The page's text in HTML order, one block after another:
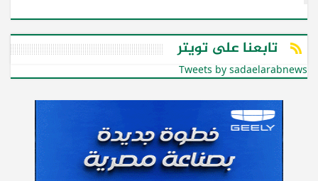
تابعنا على تويتر
Tweets by sadaelarabnews